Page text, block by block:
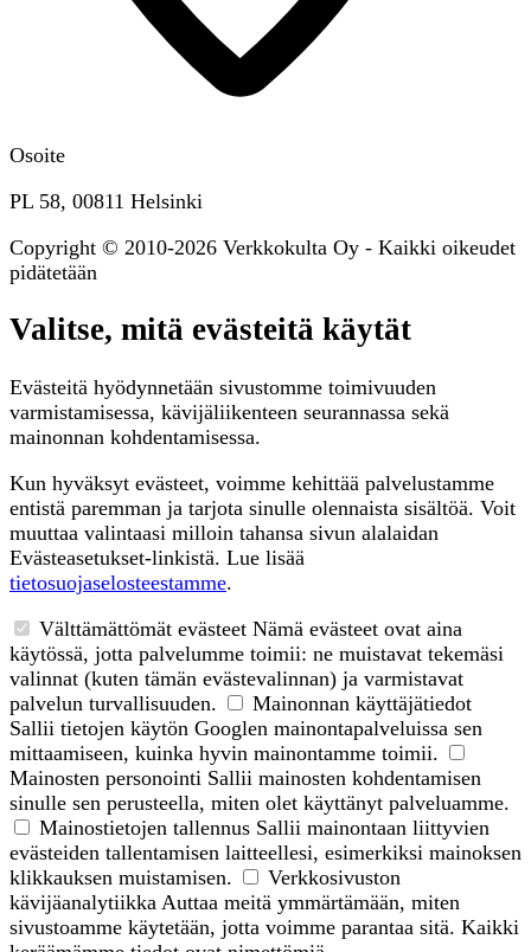
Osoite
PL 58, 00811 Helsinki
Copyright © 2010-2026 Verkkokulta Oy - Kaikki oikeudet
pidätetään
Valitse, mitä evästeitä käytät
Evästeitä hyödynnetään sivustomme toimivuuden
varmistamisessa, kävijäliikenteen seurannassa sekä
mainonnan kohdentamisessa.
Kun hyväksyt evästeet, voimme kehittää palvelustamme
entistä paremman ja tarjota sinulle olennaista sisältöä. Voit
muuttaa valintaasi milloin tahansa sivun alalaidan
Evästeasetukset-linkistä. Lue lisää
tietosuojaselosteestamme.
Välttämättömät evästeet Nämä evästeet ovat aina
käytössä, jotta palvelumme toimii: ne muistavat tekemäsi
valinnat (kuten tämän evästevalinnan) ja varmistavat
palvelun turvallisuuden.
Mainonnan käyttäjätiedot
Sallii tietojen käytön Googlen mainontapalveluissa sen
mittaamiseen, kuinka hyvin mainontamme toimii.
Mainosten personointi Sallii mainosten kohdentamisen
sinulle sen perusteella, miten olet käyttänyt palveluamme.
Mainostietojen tallennus Sallii mainontaan liittyvien
evästeiden tallentamisen laitteellesi, esimerkiksi mainoksen
klikkauksen muistamisen.
Verkkosivuston
kävijäanalytiikka Auttaa meitä ymmärtämään, miten
sivustoamme käytetään, jotta voimme parantaa sitä. Kaikki